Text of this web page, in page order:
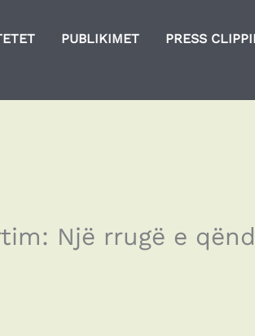
PUBLIKIMET PRESS
Një rrugë e